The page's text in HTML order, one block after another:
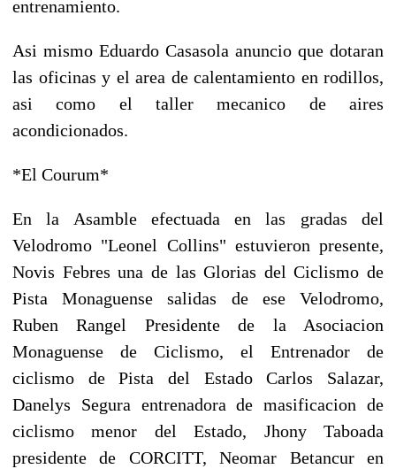
entrenamiento.
Asi mismo Eduardo Casasola anuncio que dotaran
las oficinas y el area de calentamiento en rodillos,
asi como el taller mecanico de aires
acondicionados.
*El Courum*
En la Asamble efectuada en las gradas del
Velodromo "Leonel Collins" estuvieron presente,
Novis Febres una de las Glorias del Ciclismo de
Pista Monaguense salidas de ese Velodromo,
Ruben Rangel Presidente de la Asociacion
Monaguense de Ciclismo, el Entrenador de
ciclismo de Pista del Estado Carlos Salazar,
Danelys Segura entrenadora de masificacion de
ciclismo menor del Estado, Jhony Taboada
presidente de CORCITT, Neomar Betancur en